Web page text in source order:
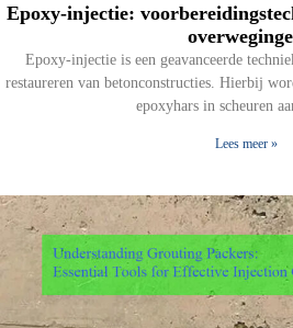
Epoxy-injectie:
Epoxy-injectie is een geavanceerde
restaureren van betonconstructies. Hierbij
epoxyhars in scheuren
Lees meer »